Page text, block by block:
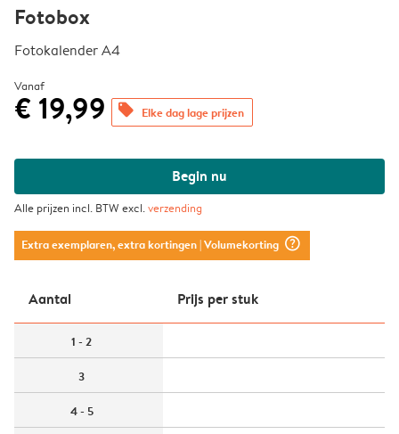
Fotobox
Fotokalender A4
Vanaf
€ 19,99 offers Elke dag lage prijzen
Begin nu
Alle prijzen incl. BTW excl.verzending
Extra exemplaren, extra kortingen| Volumekorting question_mark_circle
Aantal Prijs per stuk
1 - 2
3
4 - 5